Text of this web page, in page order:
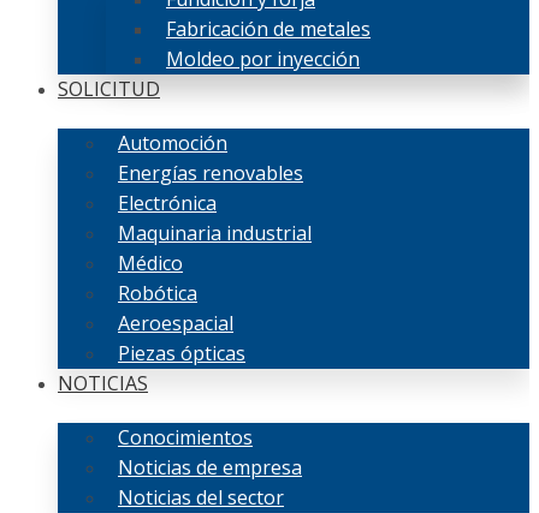
Fabricación de metales
Moldeo por inyección
SOLICITUD
Automoción
Energías renovables
Electrónica
Maquinaria industrial
Médico
Robótica
Aeroespacial
Piezas ópticas
NOTICIAS
Conocimientos
Noticias de empresa
Noticias del sector